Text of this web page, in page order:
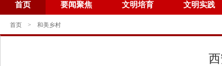
首页 要闻聚焦 文明培育 文明实践
首页 > 和美乡村